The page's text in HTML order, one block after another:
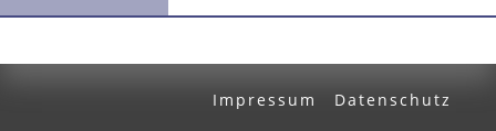
Impressum Datenschutz